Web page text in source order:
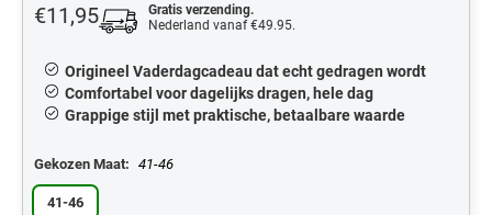
€11,95
Gratis verzending.
Nederland vanaf €49.95.
Origineel Vaderdagcadeau dat echt gedragen wordt
Comfortabel voor dagelijks dragen, hele dag
Grappige stijl met praktische, betaalbare waarde
Gekozen Maat: 41-46
41-46